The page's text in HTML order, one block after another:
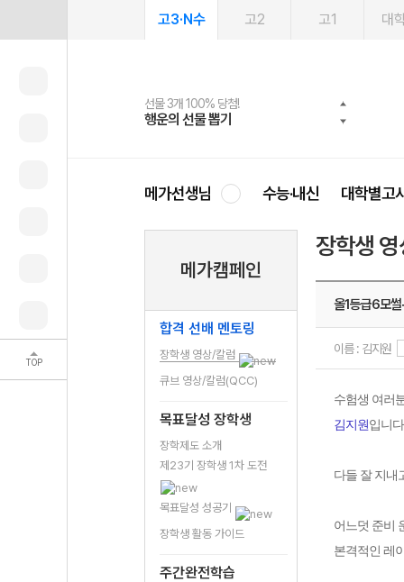
TOP
고3·N수 고2 고1 대
선물 3개 100% 당첨!
행운의 선물 뽑기
선물 100% 증정!
메가스터디 X 올리브
여름방학 스터디 캐시백
메가런 썸머스쿨
2027 러셀 단과
강사 공개선발
스마트러닝앱
설문 EVENT
메가패스
3일 무료 체험권
메가패스 수강생 무료혜택!
메가클럽 멤버십
사회공헌 캠페인
희망이룸 메가나눔
메가선생님 수능·내신 대학별고
메가캠페인
합격 선배 멘토링
장학생 영상/칼럼
큐브 영상/칼럼(QCC)
목표달성 장학생
장학제도 소개
제23기 장학생 1차 도전
목표달성 성공기
장학생 활동 가이드
주간완전학습
장학생
올1등급6모
이름 : 김지원
수험생 여러
김지원입니다
다들 잘 지내
어느덧 준비
본격적인 레